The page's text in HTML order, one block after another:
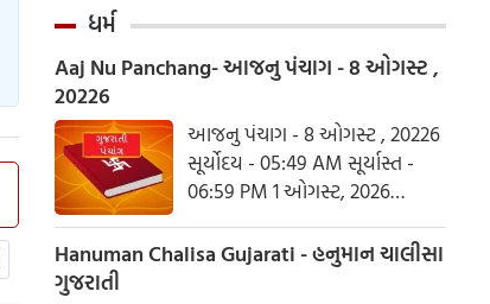
ધર્મ
Aaj Nu Panchang- આજનુ પંચાગ - 8 ઓગસ્ટ ,
20226
આજનુ પંચાગ - 8 ઓગસ્ટ , 20226
સૂર્યોદય - 05:49 AM સૂર્યાસ્ત -
06:59 PM 1 ઓગસ્ટ, 2026
શનિવાર આષાઢ વદ ત્રિજ- વિક્રમ
સંવત 2082
Hanuman Chalisa Gujarati - હનુમાન ચાલીસા
ગુજરાતી